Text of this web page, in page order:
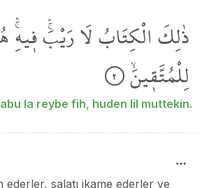
ذٰلِكَالْكِتَابُلَارَيْبَۚۛف۪يهِۚۛ
لِلْمُتَّق۪ينَۙ ٢
la reybe fih, huden lil muttekin.
ederler, salatı ikame ederler ve